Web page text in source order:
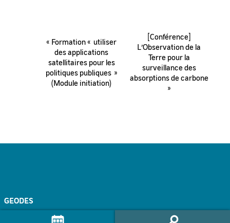
Évènement
« Formation « utiliser
des applications
satellitaires pour les
politiques publiques »
(Module initiation)
[Conférence]
L’Observation de la
Terre pour la
surveillance des
absorptions de carbone
»
GEODES